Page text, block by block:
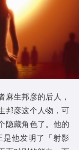
麻生邦彦的后人，
邦彦这个人物，可
隐藏角色了。他的
他发明了「射影